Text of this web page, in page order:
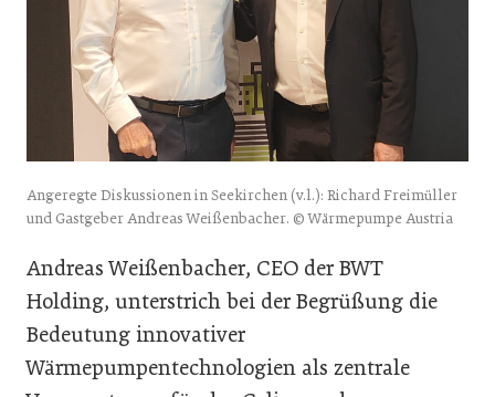
Angeregte Diskussionen in Seekirchen (v.l.): Richard Freimüller
und Gastgeber Andreas Weißenbacher. © Wärmepumpe Austria
Andreas Weißenbacher, CEO der BWT
Holding, unterstrich bei der Begrüßung die
Bedeutung innovativer
Wärmepumpentechnologien als zentrale